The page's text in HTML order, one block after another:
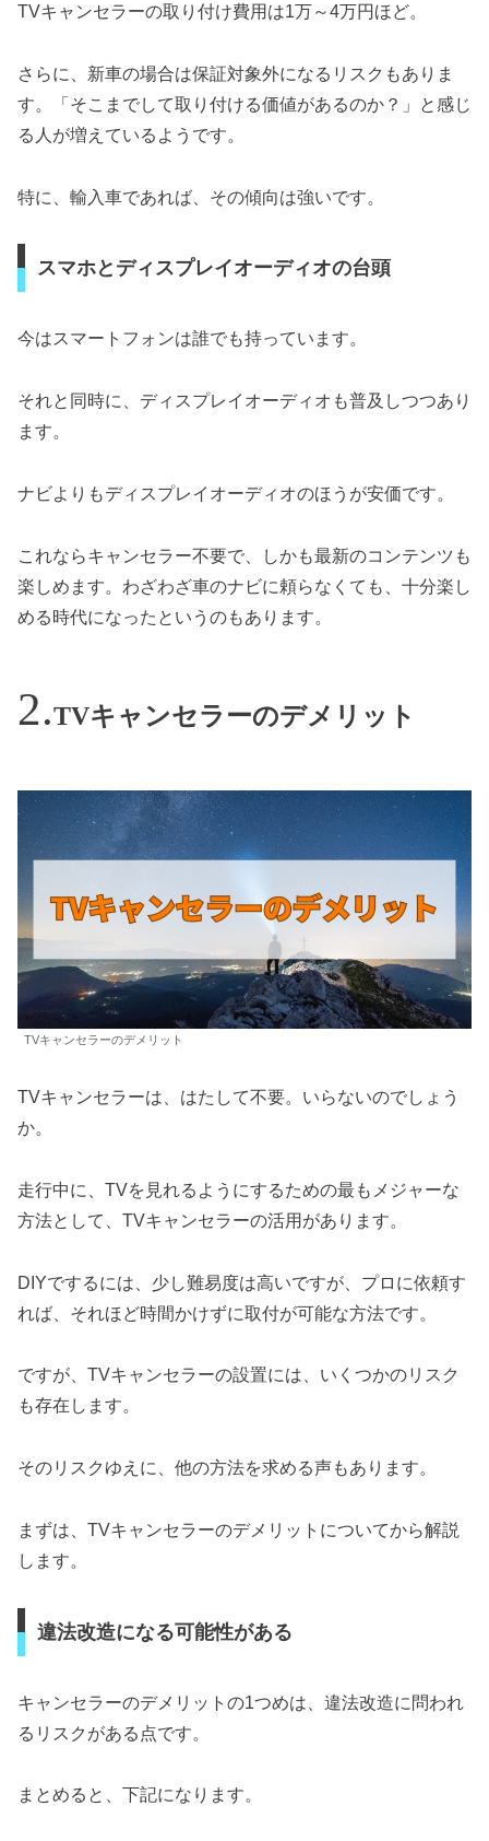
TVキャンセラーの取り付け費用は1万～4万円ほど。
さらに、新車の場合は保証対象外になるリスクもありま
す。「そこまでして取り付ける価値があるのか？」と感じ
る人が増えているようです。
特に、輸入車であれば、その傾向は強いです。
スマホとディスプレイオーディオの台頭
今はスマートフォンは誰でも持っています。
それと同時に、ディスプレイオーディオも普及しつつあり
ます。
ナビよりもディスプレイオーディオのほうが安価です。
これならキャンセラー不要で、しかも最新のコンテンツも
楽しめます。わざわざ車のナビに頼らなくても、十分楽し
める時代になったというのもあります。
TVキャンセラーのデメリット
TVキャンセラーのデメリット
TVキャンセラーは、はたして不要。いらないのでしょう
か。
走行中に、TVを見れるようにするための最もメジャーな
方法として、TVキャンセラーの活用があります。
DIYでするには、少し難易度は高いですが、プロに依頼す
れば、それほど時間かけずに取付が可能な方法です。
ですが、TVキャンセラーの設置には、いくつかのリスク
も存在します。
そのリスクゆえに、他の方法を求める声もあります。
まずは、TVキャンセラーのデメリットについてから解説
します。
違法改造になる可能性がある
キャンセラーのデメリットの1つめは、違法改造に問われ
るリスクがある点です。
まとめると、下記になります。